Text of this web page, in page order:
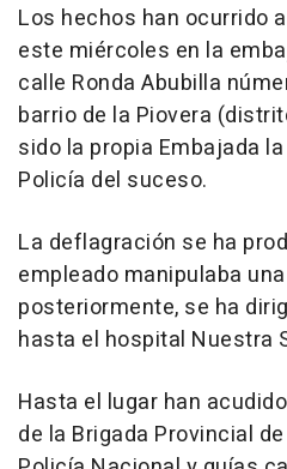
Los hechos han ocurrido
este miércoles en la
calle Ronda Abubilla
barrio de la Piovera
sido la propia Embajada
Policía del suceso.
La deflagración se ha
empleado manipulaba
posteriormente, se ha
hasta el hospital Nuestra
Hasta el lugar han
de la Brigada Provincial